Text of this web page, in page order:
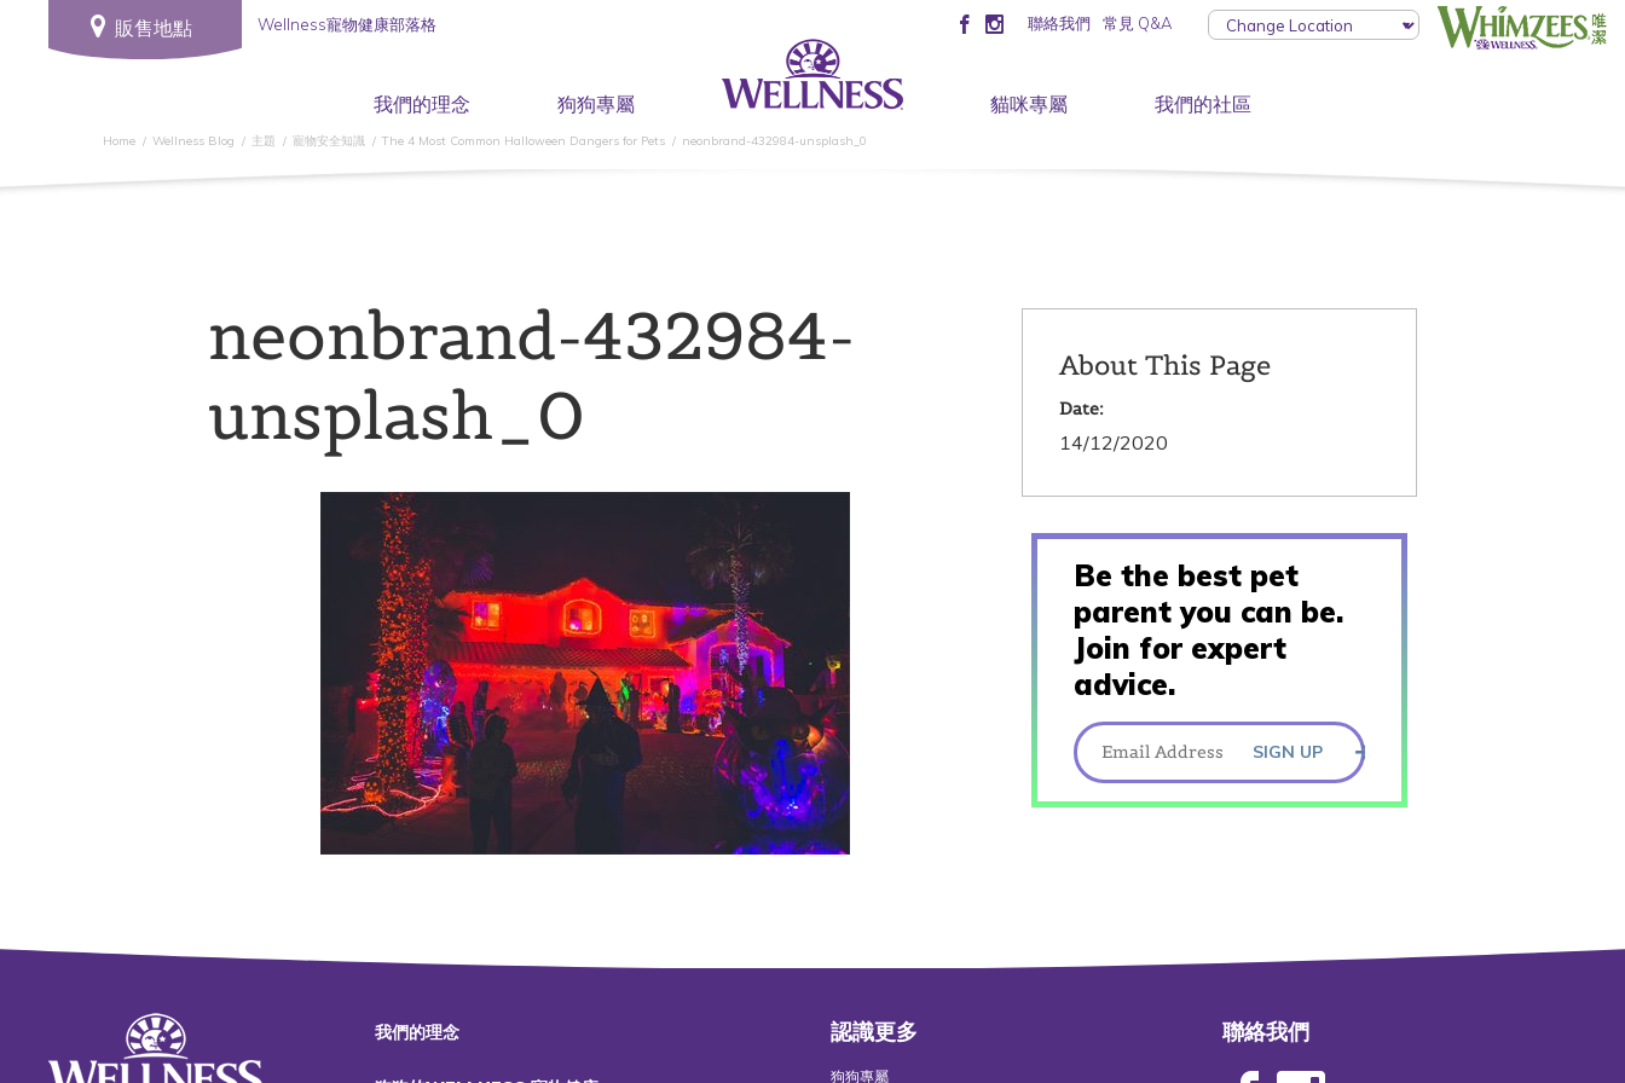
販售地點 Wellness寵物健康部落格 聯絡我們 常見 Q&A
我們的理念 狗狗專屬 貓咪專屬 我們的社區
Home Wellness Blog 主題 寵物安全知識 The 4 Most Common Halloween Dangers for Pets neonbrand-432984-unsplash_0
neonbrand-432984-
unsplash_0
About This Page
Date:
14/12/2020
Be the best pet
parent you can be.
Join for expert
advice.
SIGN UP
我們的理念 認識更多
狗狗專屬
聯絡我們